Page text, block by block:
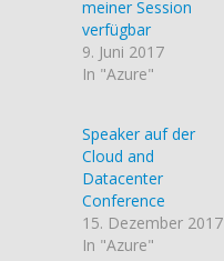
meiner Session
verfügbar
9. Juni 2017
In "Azure"
Speaker auf der
Cloud and
Datacenter
Conference
15. Dezember 2017
In "Azure"